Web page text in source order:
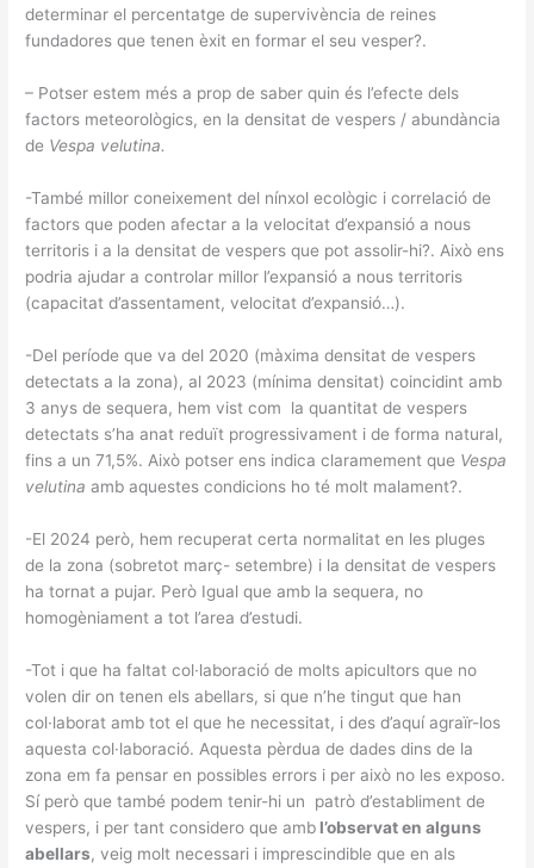
determinar el percentatge de supervivència de reines
fundadores que tenen èxit en formar el seu vesper?.
– Potser estem més a prop de saber quin és l’efecte dels
factors meteorològics, en la densitat de vespers / abundància
de Vespa velutina.
-També millor coneixement del nínxol ecològic i correlació de
factors que poden afectar a la velocitat d’expansió a nous
territoris i a la densitat de vespers que pot assolir-hi?. Això ens
podria ajudar a controlar millor l’expansió a nous territoris
(capacitat d’assentament, velocitat d’expansió…).
-Del període que va del 2020 (màxima densitat de vespers
detectats a la zona), al 2023 (mínima densitat) coincidint amb
3 anys de sequera, hem vist com la quantitat de vespers
detectats s’ha anat reduït progressivament i de forma natural,
fins a un 71,5%. Això potser ens indica claramement que Vespa
velutina amb aquestes condicions ho té molt malament?.
-El 2024 però, hem recuperat certa normalitat en les pluges
de la zona (sobretot març- setembre) i la densitat de vespers
ha tornat a pujar. Però Igual que amb la sequera, no
homogèniament a tot l’area d’estudi.
-Tot i que ha faltat col·laboració de molts apicultors que no
volen dir on tenen els abellars, si que n’he tingut que han
col·laborat amb tot el que he necessitat, i des d’aquí agraïr-los
aquesta col·laboració. Aquesta pèrdua de dades dins de la
zona em fa pensar en possibles errors i per això no les exposo.
Sí però que també podem tenir-hi un patrò d’establiment de
vespers, i per tant considero que amb l’observat en alguns
abellars, veig molt necessari i imprescindible que en als